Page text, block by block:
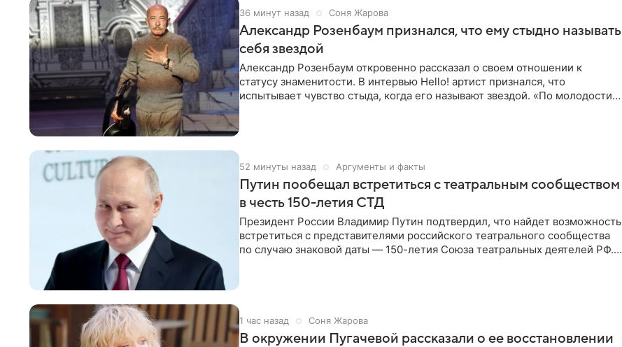
36 минут назад Соня Жарова
Александр Розенбаум признался, что ему стыдно называть
себя звездой
Александр Розенбаум откровенно рассказал о своем отношении к
статусу знаменитости. В интервью Hello! артист признался, что
испытывает чувство стыда, когда его называют звездой. «По молодости я
52 минуты назад Аргументы и факты
Путин пообещал встретиться с театральным сообществом
в честь 150-летия СТД
Президент России Владимир Путин подтвердил, что найдет возможность
встретиться с представителями российского театрального сообщества
по случаю знаковой даты — 150-летия Союза театральных деятелей РФ.
1 час назад Соня Жарова
В окружении Пугачевой рассказали о ее восстановлении